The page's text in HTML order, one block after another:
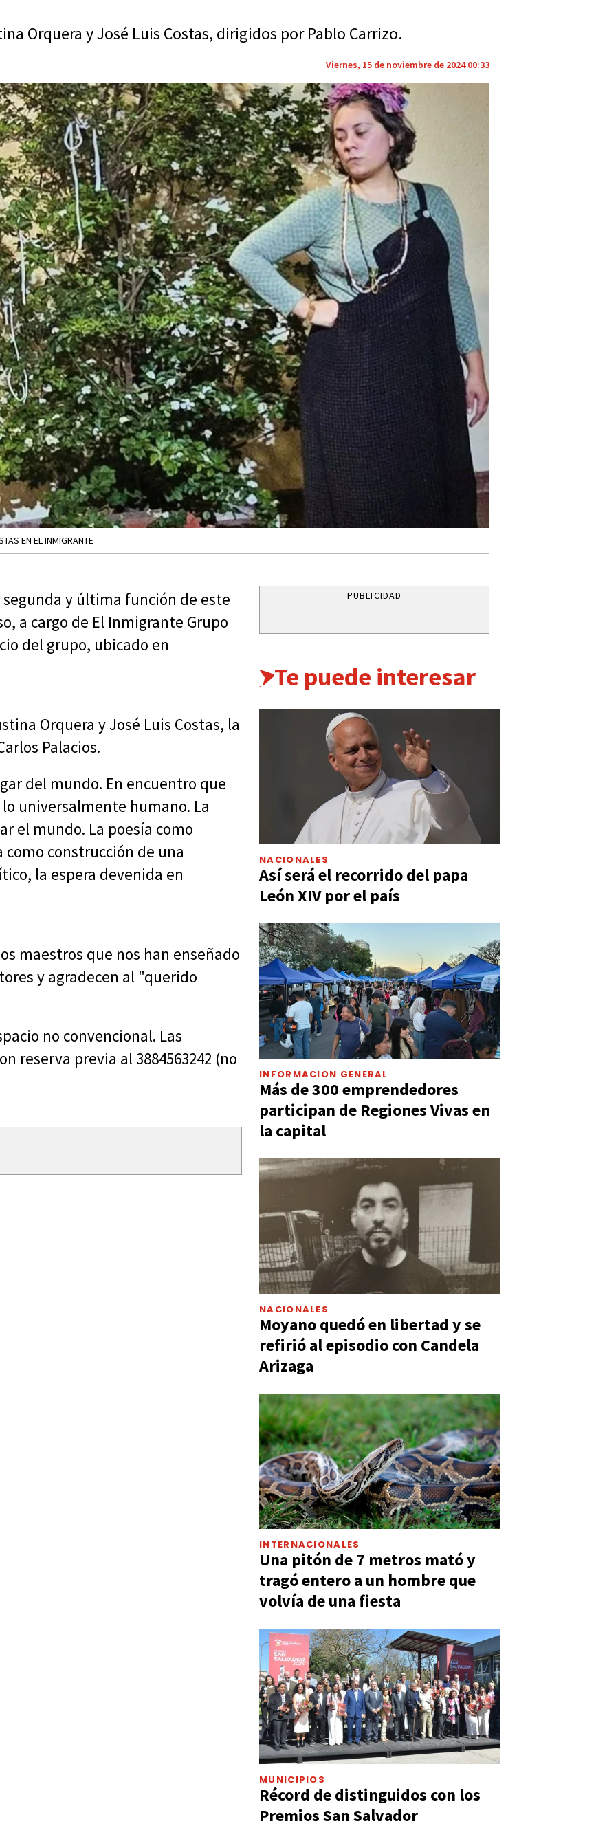
Orquera y José Luis Costas, dirigidos por Pablo Carrizo.
Viernes, 15 de noviembre de 2024 00:33
EN EL INMIGRANTE
y última función de este
a cargo de El Inmigrante Grupo
del grupo, ubicado en
Orquera y José Luis Costas, la
Palacios.
del mundo. En encuentro que
universalmente humano. La
el mundo. La poesía como
construcción de una
la espera devenida en
maestros que nos han enseñado
y agradecen al "querido
no convencional. Las
reserva previa al 3884563242 (no
PUBLICIDAD
Te puede interesar
NACIONALES
Así será el recorrido del papa
León XIV por el país
INFORMACIÓN GENERAL
Más de 300 emprendedores
participan de Regiones Vivas en
la capital
NACIONALES
Moyano quedó en libertad y se
refirió al episodio con Candela
Arizaga
INTERNACIONALES
Una pitón de 7 metros mató y
tragó entero a un hombre que
volvía de una fiesta
MUNICIPIOS
Récord de distinguidos con los
Premios San Salvador